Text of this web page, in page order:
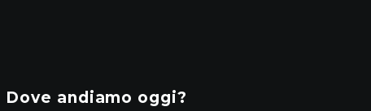
Dove andiamo oggi?